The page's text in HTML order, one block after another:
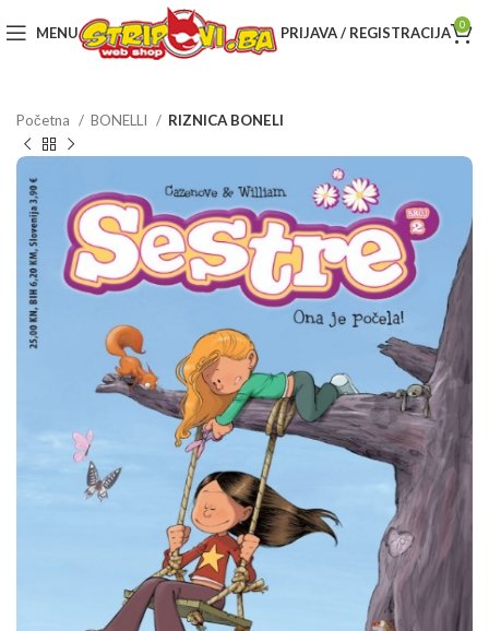
MENU PRIJAVA / REGISTRACIJA 0
Početna BONELLI RIZNICA BONELI